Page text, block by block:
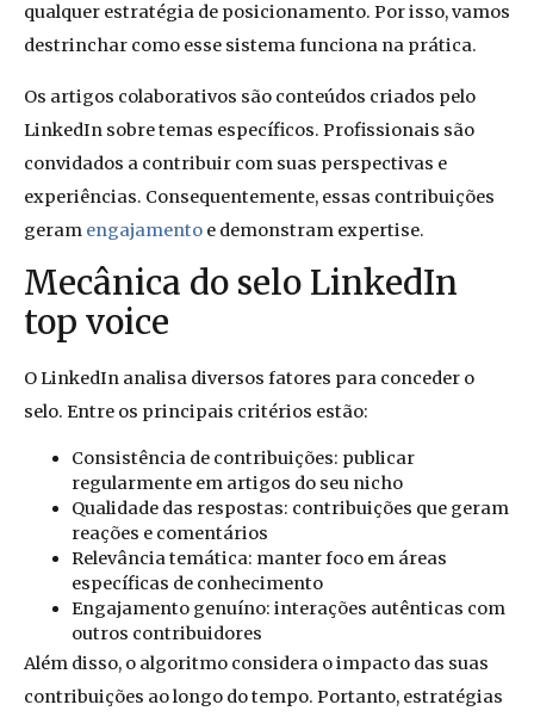
qualquer estratégia de posicionamento. Por isso, vamos
destrinchar como esse sistema funciona na prática.
Os artigos colaborativos são conteúdos criados pelo
LinkedIn sobre temas específicos. Profissionais são
convidados a contribuir com suas perspectivas e
experiências. Consequentemente, essas contribuições
geram engajamento e demonstram expertise.
Mecânica do selo LinkedIn
top voice
O LinkedIn analisa diversos fatores para conceder o
selo. Entre os principais critérios estão:
Consistência de contribuições: publicar
regularmente em artigos do seu nicho
Qualidade das respostas: contribuições que geram
reações e comentários
Relevância temática: manter foco em áreas
específicas de conhecimento
Engajamento genuíno: interações autênticas com
outros contribuidores
Além disso, o algoritmo considera o impacto das suas
contribuições ao longo do tempo. Portanto, estratégias